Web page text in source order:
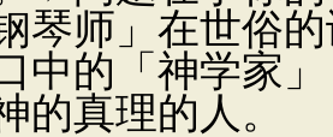
琴师」在世俗
中的「神学家
的真理的人。